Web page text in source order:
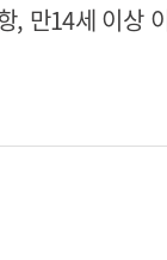
, 만14세 이상